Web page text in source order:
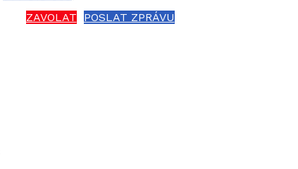
ZAVOLAT POSLAT ZPRÁVU